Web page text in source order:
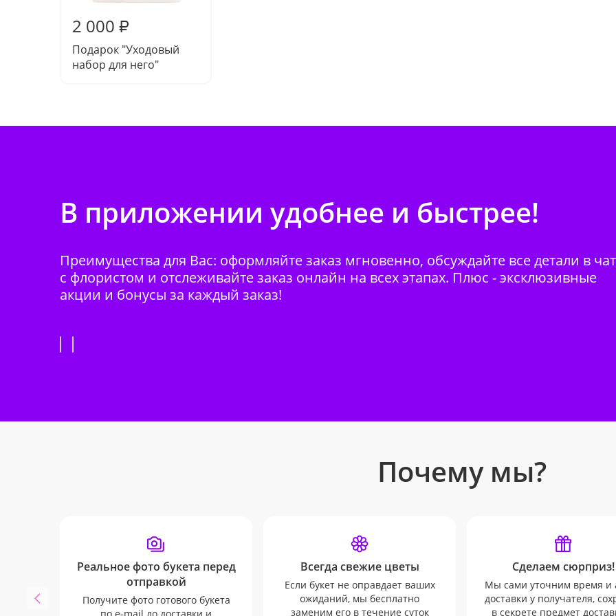
2 000 ₽
Подарок "Уходовый
набор для него"
В приложении удобнее и быстрее!
Преимущества для Вас: оформляйте заказ мгновенно, обсуждайте все детали в
с флористом и отслеживайте заказ онлайн на всех этапах. Плюс - эксклюзивные
акции и бонусы за каждый заказ!
Почему мы?
Реальное фото букета перед
отправкой
Получите фото готового букета
Всегда свежие цветы
Если букет не оправдает ваших
ожиданий, мы бесплатно
заменим его в течение суток
Сделаем сюрприз!
Мы сами уточним время и
доставки у получателя,
в секрете предмет